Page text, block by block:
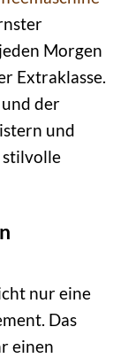
Morgen
Extraklasse.
der
und
stilvolle
nur eine
Das
einen